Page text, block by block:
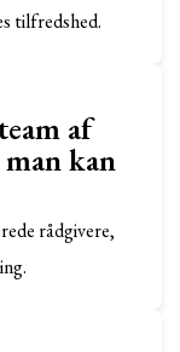
tilfredshed.
af
kan
rådgivere,